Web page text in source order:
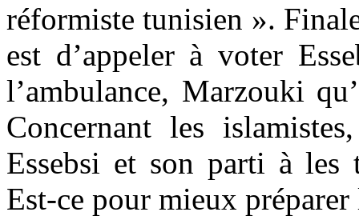
réformiste tunisien ».
est d’appeler à voter
l’ambulance, Marzouki
Concernant les
Essebsi et son parti à les
Est-ce pour mieux